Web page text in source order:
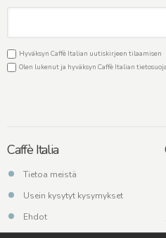
Hyväksyn Caffè Italian uutiskirjeen tilaamisen
Olen lukenut ja hyväksyn Caffè Italian
Caffè Italia
Tietoa meistä
Usein kysytyt kysymykset
Ehdot